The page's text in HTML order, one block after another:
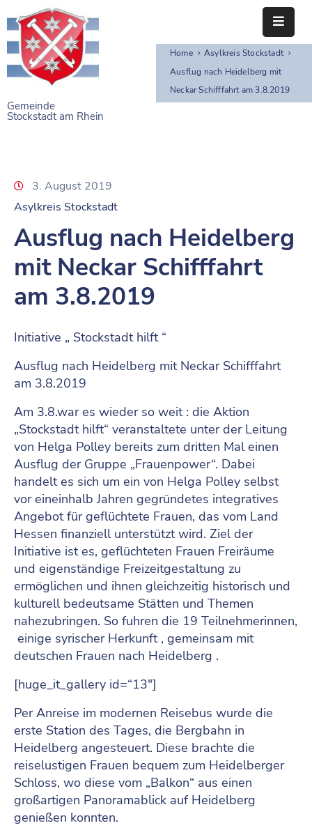
Gemeinde
Stockstadt am Rhein
STARTSEITE
BÜRGERSERVICE
NAHERHOLUNG
VEREINE
Home
Asylkreis Stockstadt
Ausflug nach Heidelberg mit
Neckar Schifffahrt am 3.8.2019
3. August 2019
Asylkreis Stockstadt
Ausflug nach Heidelberg
mit Neckar Schifffahrt
am 3.8.2019
Initiative „ Stockstadt hilft “
Ausflug nach Heidelberg mit Neckar Schifffahrt
am 3.8.2019
Am 3.8.war es wieder so weit : die Aktion
„Stockstadt hilft“ veranstaltete unter der Leitung
von Helga Polley bereits zum dritten Mal einen
Ausflug der Gruppe „Frauenpower“. Dabei
handelt es sich um ein von Helga Polley selbst
vor eineinhalb Jahren gegründetes integratives
Angebot für geflüchtete Frauen, das vom Land
Hessen finanziell unterstützt wird. Ziel der
Initiative ist es, geflüchteten Frauen Freiräume
und eigenständige Freizeitgestaltung zu
ermöglichen und ihnen gleichzeitig historisch und
kulturell bedeutsame Stätten und Themen
nahezubringen. So fuhren die 19 Teilnehmerinnen,
einige syrischer Herkunft , gemeinsam mit
deutschen Frauen nach Heidelberg .
[huge_it_gallery id=“13″]
Per Anreise im modernen Reisebus wurde die
erste Station des Tages, die Bergbahn in
Heidelberg angesteuert. Diese brachte die
reiselustigen Frauen bequem zum Heidelberger
Schloss, wo diese vom „Balkon“ aus einen
großartigen Panoramablick auf Heidelberg
genießen konnten.